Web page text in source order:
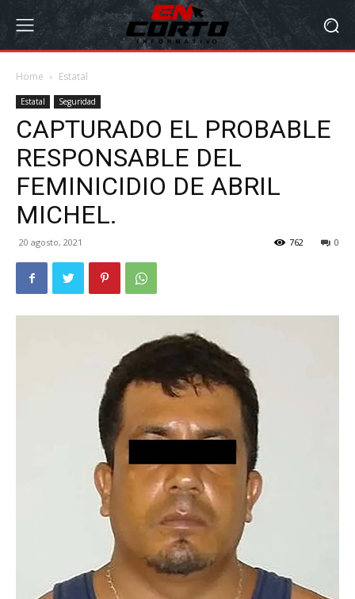
Home Estatal
Estatal Seguridad
CAPTURADO EL PROBABLE
RESPONSABLE DEL
FEMINICIDIO DE ABRIL
MICHEL.
20 agosto, 2021 0
762